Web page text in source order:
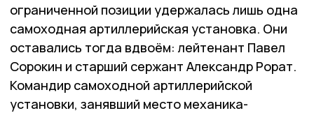
ограниченной позиции удержалась лишь одна
самоходная артиллерийская установка. Они
оставались тогда вдвоём: лейтенант Павел
Сорокин и старший сержант Александр Рорат.
Командир самоходной артиллерийской
установки, занявший место механика-